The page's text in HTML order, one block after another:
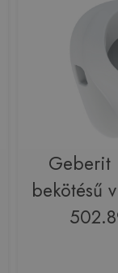
Geberit
bekötésű